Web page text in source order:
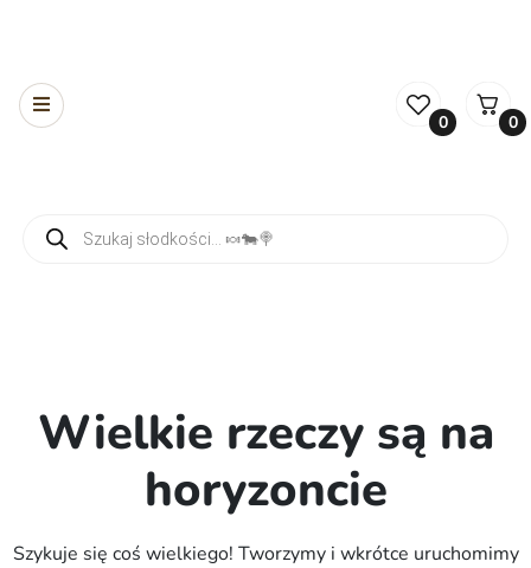
0 0
Wielkie rzeczy są na
horyzoncie
Szykuje się coś wielkiego! Tworzymy i wkrótce uruchomimy